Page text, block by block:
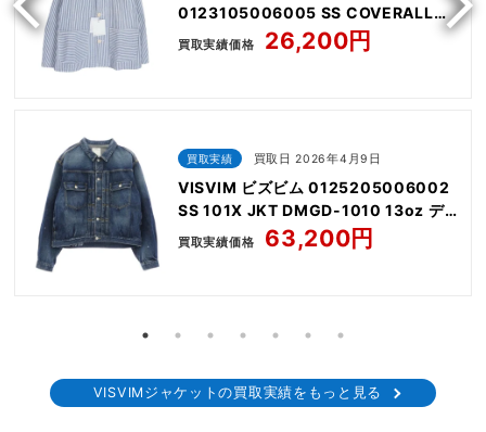
0123105006005 SS COVERALL
JACKET
買取実績価格 26,200円
買取実績 買取日 2026年4月9日
VISVIM ビズビム 0125205006002
SS 101X JKT DMGD-1010 13oz デ
ニム ジャケット
買取実績価格 63,200円
VISVIMジャケットの買取実績をもっと見る